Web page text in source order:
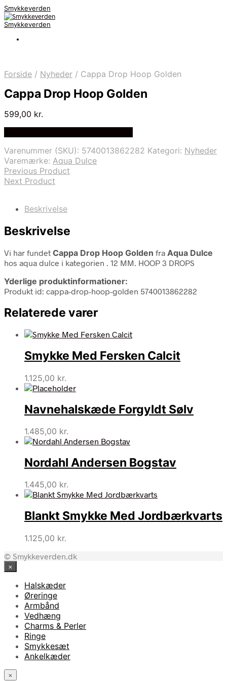
Smykkeverden
Smykkeverden
Forside / Nyheder / Cappa Drop Hoop Golden
Cappa Drop Hoop Golden
599,00 kr.
Varenummer (SKU): 5740013862282 Kategori: Nyheder
Varemærke: Aqua Dulce
Previous Product
Next Product
Beskrivelse
Beskrivelse
Vi har fundet Cappa Drop Hoop Golden fra Aqua Dulce
hos aqua dulce i kategorien . 12 MM. HOOP 3 DROPS
Yderlige produktinformationer:
Produkt id: cappa-drop-hoop-golden 5740013862282
Relaterede varer
Smykke Med Fersken Calcit
1.125,00 kr.
Navnehalskæde Forgyldt Sølv
1.485,00 kr.
Nordahl Andersen Bogstav
1.445,00 kr.
Blankt Smykke Med Jordbærkvarts
1.125,00 kr.
© Smykkeverden.dk
×
Halskæder
Øreringe
Armbånd
Vedhæng
Charms & Perler
Ringe
Smykkesæt
Ankelkæder
×